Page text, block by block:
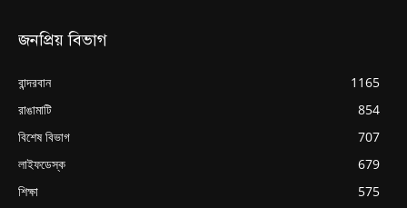
জনপ্রিয় বিভাগ
বান্দরবান
1165
রাঙামাটি
854
বিশেষ বিভাগ
707
লাইফডেস্ক
679
শিক্ষা
575